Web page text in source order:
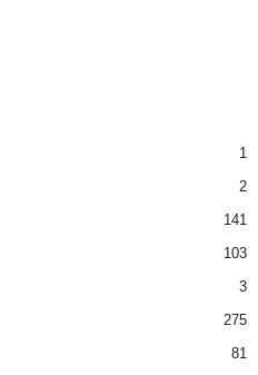
1
2
141
103
3
275
81